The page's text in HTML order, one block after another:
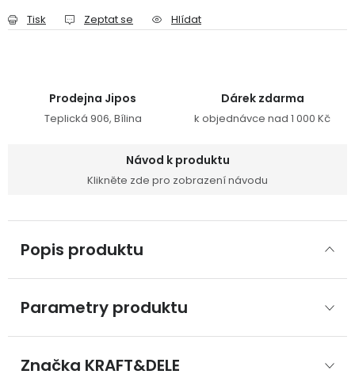
Tisk Zeptat se Hlídat
Prodejna Jipos
Teplická 906, Bílina
Dárek zdarma
k objednávce nad 1 000 Kč
Návod k produktu
Klikněte zde pro zobrazení návodu
Popis produktu
Parametry produktu
Značka KRAFT&DELE